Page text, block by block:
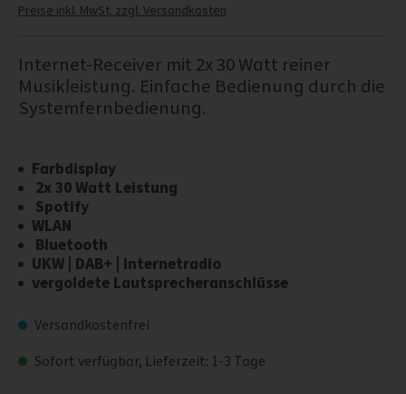
Preise inkl. MwSt. zzgl. Versandkosten
Internet-Receiver mit 2x 30 Watt reiner
Musikleistung. Einfache Bedienung durch die
Systemfernbedienung.
Farbdisplay
2x 30 Watt Leistung
Spotify
WLAN
Bluetooth
UKW | DAB+ | Internetradio
vergoldete Lautsprecheranschlüsse
Versandkostenfrei
Sofort verfügbar, Lieferzeit: 1-3 Tage